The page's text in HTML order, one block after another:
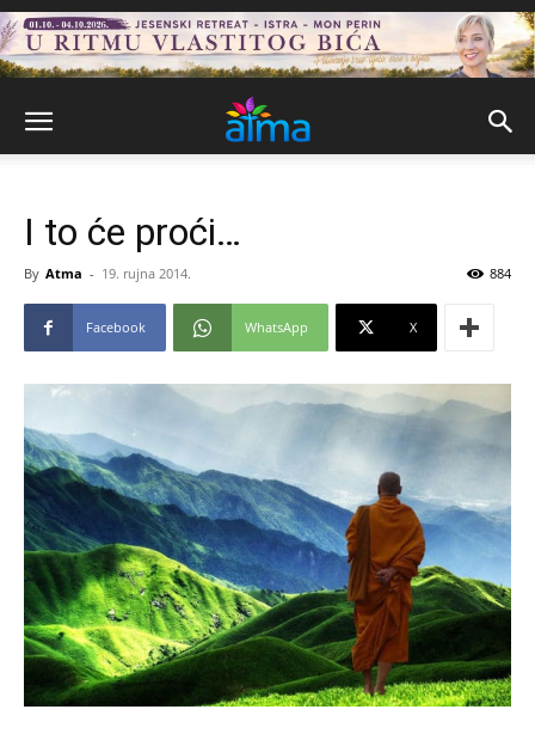
I to će proći…
By Atma - 19. rujna 2014. 884
Facebook WhatsApp X